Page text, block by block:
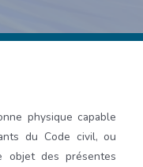
physique capable
du Code civil, ou
objet des présentes